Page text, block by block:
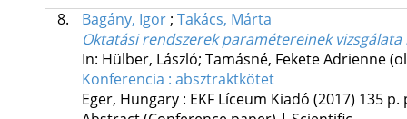
8.
Bagány, Igor ; Takács, Márta
Oktatási rendszerek paramétereinek
In: Hülber, László; Tamásné, Fekete Adrienne
Konferencia : absztraktkötet
Eger, Hungary : EKF Líceum Kiadó (2017) 135 p.